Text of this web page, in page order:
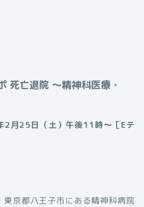
死亡退院 〜精神科医療・
月25日（土）午後11時～［Eテ
東京都八王子市にある精神科病院